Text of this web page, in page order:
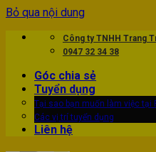
Bỏ qua nội dung
Công ty TNHH Trang
0947 32 34 38
Góc chia sẻ
Tuyển dụng
Tại sao bạn muốn làm việc tại
Các vị trí tuyển dụng
Liên hệ